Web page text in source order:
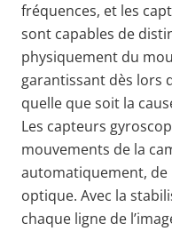
fréquences, et les
sont capables de
physiquement du
garantissant dès lors
quelle que soit la
Les capteurs
mouvements de la
automatiquement,
optique. Avec la
chaque ligne de